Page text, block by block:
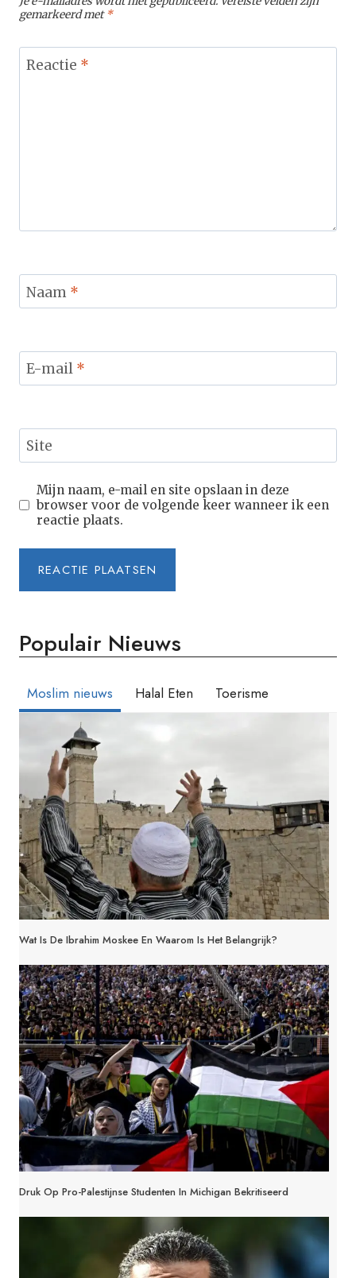
gemarkeerd met*
Reactie *
Naam *
E-mail *
Site
Mijn naam, e-mail en site opslaan in deze
browser voor de volgende keer wanneer ik een
reactie plaats.
Populair Nieuws
Moslim nieuws Halal Eten Toerisme
Wat Is De Ibrahim Moskee En Waarom Is Het Belangrijk?
Druk Op Pro-Palestijnse Studenten In Michigan Bekritiseerd